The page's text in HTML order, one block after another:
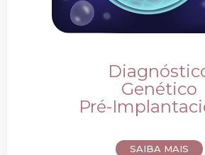
Genético
Pré-
SAIBA MAIS